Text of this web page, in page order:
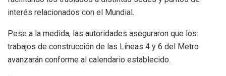
interés relacionados con el Mundial.
Pese a la medida, las autoridades aseguraron que los
trabajos de construcción de las Líneas 4 y 6 del Metro
avanzarán conforme al calendario establecido.